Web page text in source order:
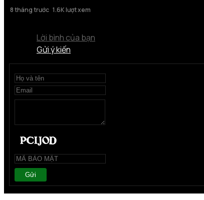
8 tháng trước 1.6K lượt xem
Lời bình của bạn
Gửi ý kiến
Gửi